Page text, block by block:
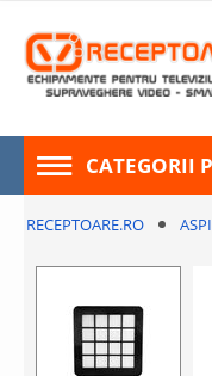
CATEGORII
RECEPTOARE.RO